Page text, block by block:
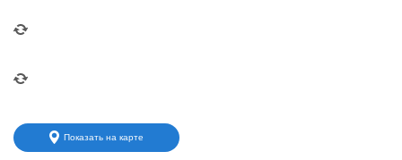
Показать на карте